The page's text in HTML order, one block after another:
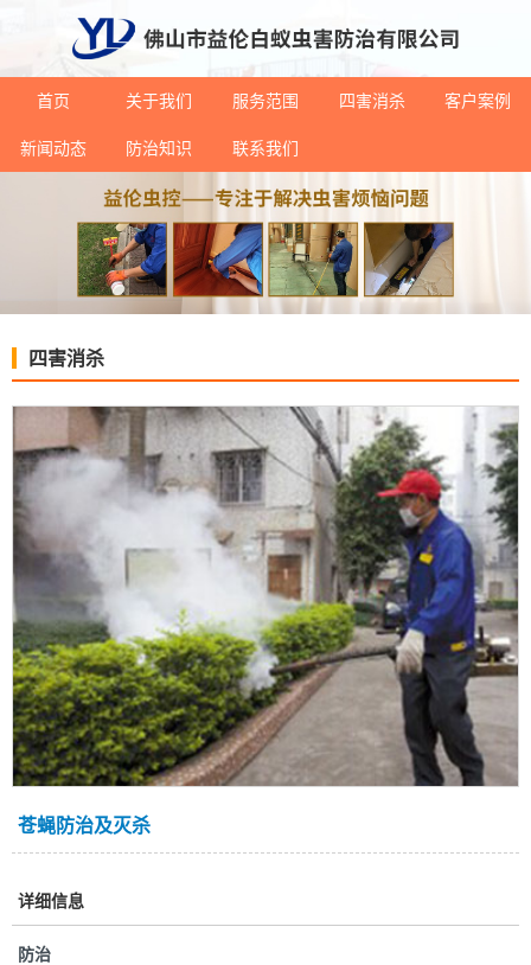
首页 关于我们 服务范围 四害消杀 客户案例
新闻动态 防治知识 联系我们
四害消杀
苍蝇防治及灭杀
详细信息
防治